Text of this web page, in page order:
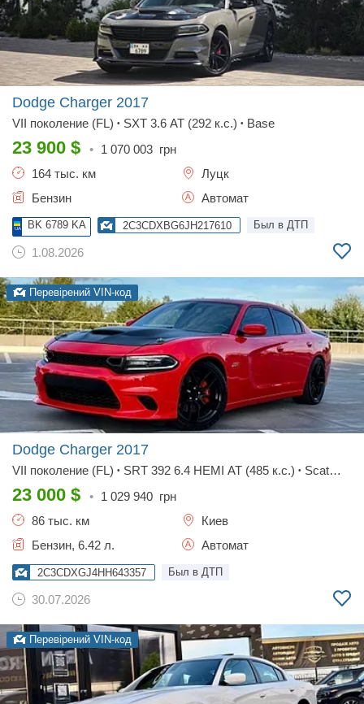
Dodge Charger 2017
VII поколение (FL) • SXT 3.6 AT (292 к.с.) • Base
23 900 $ • 1 070 003 грн
164 тыс. км
Луцк
Бензин
Автомат
BK 6789 KA 2C3CDXBG6JH217610 Был в ДТП
1.08.2026
Перевірений VIN-код
Dodge Charger 2017
VII поколение (FL) • SRT 392 6.4 HEMI AT (485 к.с.) • Scat
Pack
23 000 $ • 1 029 940 грн
86 тыс. км
Киев
Бензин, 6.42 л.
Автомат
2C3CDXGJ4HH643357 Был в ДТП
30.07.2026
Перевірений VIN-код